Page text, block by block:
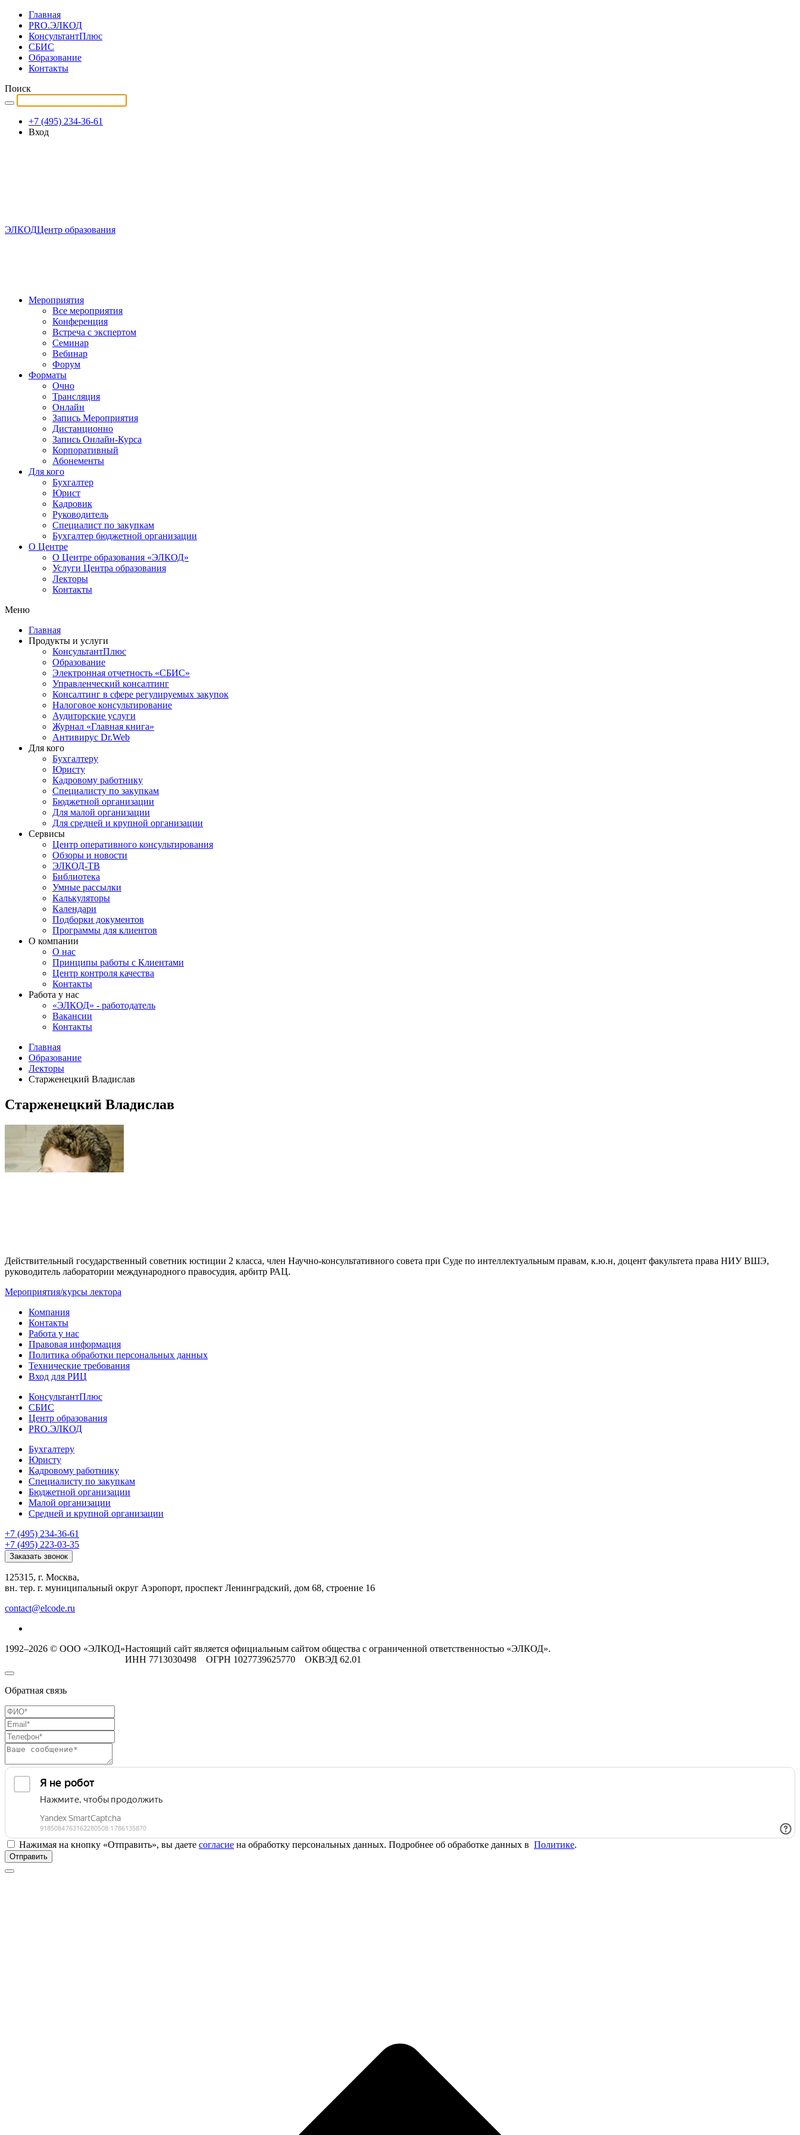
Главная
PRO.ЭЛКОД
КонсультантПлюс
СБИС
Образование
Контакты
Поиск
+7 (495) 234-36-61
Вход
ЭЛКОДЦентр образования
Мероприятия
Все мероприятия
Конференция
Встреча с экспертом
Семинар
Вебинар
Форум
Форматы
Очно
Трансляция
Онлайн
Запись Мероприятия
Дистанционно
Запись Онлайн-Курса
Корпоративный
Абонементы
Для кого
Бухгалтер
Юрист
Кадровик
Руководитель
Специалист по закупкам
Бухгалтер бюджетной организации
О Центре
О Центре образования «ЭЛКОД»
Услуги Центра образования
Лекторы
Контакты
Меню
Главная
Продукты и услуги
КонсультантПлюс
Образование
Электронная отчетность «СБИС»
Управленческий консалтинг
Консалтинг в сфере регулируемых закупок
Налоговое консультирование
Аудиторские услуги
Журнал «Главная книга»
Антивирус Dr.Web
Для кого
Бухгалтеру
Юристу
Кадровому работнику
Специалисту по закупкам
Бюджетной организации
Для малой организации
Для средней и крупной организации
Сервисы
Центр оперативного консультирования
Обзоры и новости
ЭЛКОД-ТВ
Библиотека
Умные рассылки
Калькуляторы
Календари
Подборки документов
Программы для клиентов
О компании
О нас
Принципы работы с Клиентами
Центр контроля качества
Контакты
Работа у нас
«ЭЛКОД» - работодатель
Вакансии
Контакты
Главная
Образование
Лекторы
Старженецкий Владислав
Старженецкий Владислав
Действительный государственный советник юстиции 2 класса, член Научно-консультативного совета при Суде по интеллектуальным правам, к.ю.н, доцент факультета права НИУ ВШЭ,
руководитель лаборатории международного правосудия, арбитр РАЦ.
Мероприятия/курсы лектора
Компания
Контакты
Работа у нас
Правовая информация
Политика обработки персональных данных
Технические требования
Вход для РИЦ
КонсультантПлюс
СБИС
Центр образования
PRO.ЭЛКОД
Бухгалтеру
Юристу
Кадровому работнику
Специалисту по закупкам
Бюджетной организации
Малой организации
Средней и крупной организации
+7 (495) 234-36-61
+7 (495) 223-03-35
Заказать звонок
125315, г. Москва,
вн. тер. г. муниципальный округ Аэропорт, проспект Ленинградский, дом 68, строение 16
contact@elcode.ru
1992–2026 © ООО «ЭЛКОД»Настоящий сайт является официальным сайтом общества с ограниченной ответственностью «ЭЛКОД».
ИНН 7713030498 ОГРН 1027739625770 ОКВЭД 62.01
Обратная связь
Нажимая на кнопку «Отправить», вы даете согласие на обработку персональных данных. Подробнее об обработке данных в Политике.
Отправить